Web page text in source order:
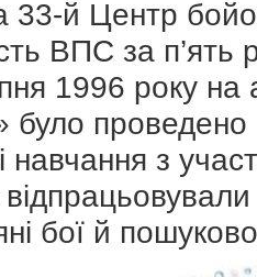
33-й Центр
ВПС за п’ять
1996 року на
було проведено
навчання з
бої й